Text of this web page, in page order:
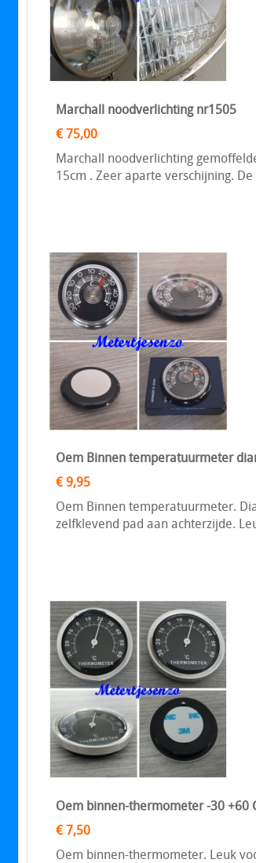
Marchall noodverlichting nr1505
€ 75,00
Marchall noodverlichting
15cm . Zeer aparte verschijning.
Oem Binnen temperatuurmeter
€ 9,95
Oem Binnen temperatuurmeter.
zelfklevend pad aan achterzijde.
Oem binnen-thermometer -30 +60
€ 7,50
Oem binnen-thermometer. Leuk